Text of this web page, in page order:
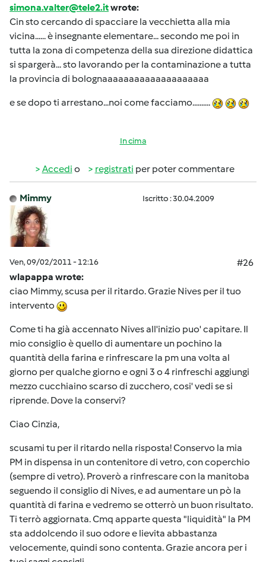
simona.valter@tele2.itwrote:
Cin sto cercando di spacciare la vecchietta alla mia
vicina...... è insegnante elementare... secondo me poi in
tutta la zona di competenza della sua direzione didattica
si spargerà... sto lavorando per la contaminazione a tutta
la provincia di bolognaaaaaaaaaaaaaaaaaaaa
e se dopo ti arrestano...noi come facciamo..........
In cima
Accedi o registrati per poter commentare
Mimmy Iscritto : 30.04.2009
Ven, 09/02/2011 - 12:16
#26
wlapappa wrote:
ciao Mimmy, scusa per il ritardo. Grazie Nives per il tuo
intervento
Come ti ha già accennato Nives all'inizio puo' capitare. Il
mio consiglio è quello di aumentare un pochino la
quantità della farina e rinfrescare la pm una volta al
giorno per qualche giorno e ogni 3 o 4 rinfreschi aggiungi
mezzo cucchiaino scarso di zucchero, cosi' vedi se si
riprende. Dove la conservi?
Ciao Cinzia,
scusami tu per il ritardo nella risposta! Conservo la mia
PM in dispensa in un contenitore di vetro, con coperchio
(sempre di vetro). Proverò a rinfrescare con la manitoba
seguendo il consiglio di Nives, e ad aumentare un pò la
quantità di farina e vedremo se otterrò un buon risultato.
Ti terrò aggiornata. Cmq apparte questa "liquidità" la PM
sta addolcendo il suo odore e lievita abbastanza
velocemente, quindi sono contenta. Grazie ancora per i